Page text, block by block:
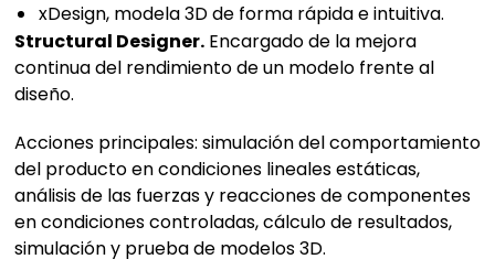
xDesign, modela 3D de forma rápida e intuitiva.
Structural Designer. Encargado de la mejora
continua del rendimiento de un modelo frente al
diseño.
Acciones principales: simulación del comportamiento
del producto en condiciones lineales estáticas,
análisis de las fuerzas y reacciones de componentes
en condiciones controladas, cálculo de resultados,
simulación y prueba de modelos 3D.